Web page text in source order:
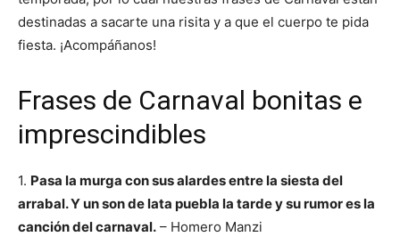
destinadas a sacarte una risita y a que el cuerpo te pida
fiesta. ¡Acompáñanos!
Frases de Carnaval bonitas e
imprescindibles
1. Pasa la murga con sus alardes entre la siesta del
arrabal. Y un son de lata puebla la tarde y su rumor es la
canción del carnaval. – Homero Manzi